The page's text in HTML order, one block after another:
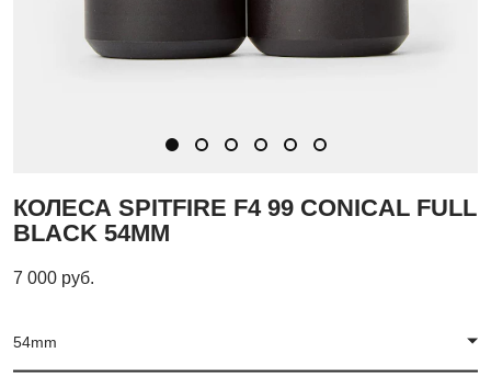
КОЛЕСА SPITFIRE F4 99 CONICAL FULL
BLACK 54MM
7 000 pуб.
54mm